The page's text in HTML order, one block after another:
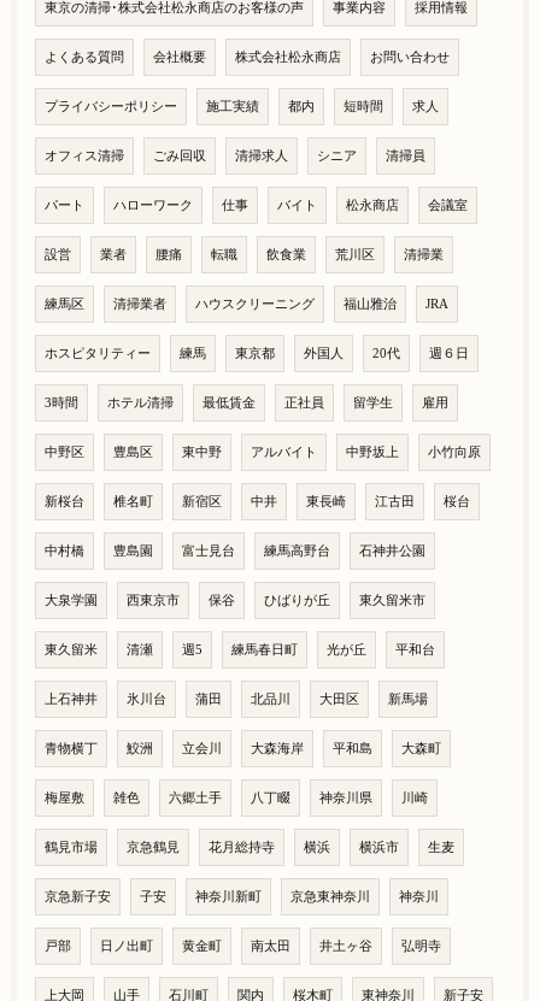
東京の清掃･株式会社松永商店のお客様の声 事業内容 採用情報
よくある質問 会社概要 株式会社松永商店 お問い合わせ
プライバシーポリシー 施工実績 都内 短時間 求人
オフィス清掃 ごみ回収 清掃求人 シニア 清掃員
パート ハローワーク 仕事 バイト 松永商店 会議室
設営 業者 腰痛 転職 飲食業 荒川区 清掃業
練馬区 清掃業者 ハウスクリーニング 福山雅治 JRA
ホスピタリティー 練馬 東京都 外国人 20代 週６日
3時間 ホテル清掃 最低賃金 正社員 留学生 雇用
中野区 豊島区 東中野 アルバイト 中野坂上 小竹向原
新桜台 椎名町 新宿区 中井 東長崎 江古田 桜台
中村橋 豊島園 富士見台 練馬高野台 石神井公園
大泉学園 西東京市 保谷 ひばりが丘 東久留米市
東久留米 清瀬 週5 練馬春日町 光が丘 平和台
上石神井 氷川台 蒲田 北品川 大田区 新馬場
青物横丁 鮫洲 立会川 大森海岸 平和島 大森町
梅屋敷 雑色 六郷土手 八丁畷 神奈川県 川崎
鶴見市場 京急鶴見 花月総持寺 横浜 横浜市 生麦
京急新子安 子安 神奈川新町 京急東神奈川 神奈川
戸部 日ノ出町 黄金町 南太田 井土ヶ谷 弘明寺
上大岡 山手 石川町 関内 桜木町 東神奈川 新子安